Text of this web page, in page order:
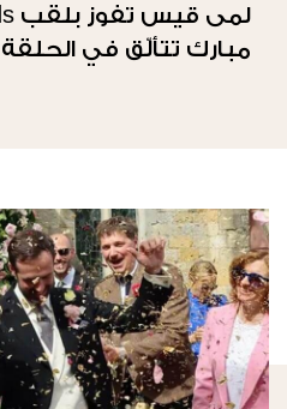
مبارك تتألّق في الحلقة